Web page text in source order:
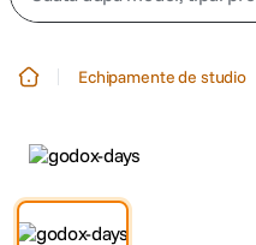
3. trepied telefon
Echipamente de studio